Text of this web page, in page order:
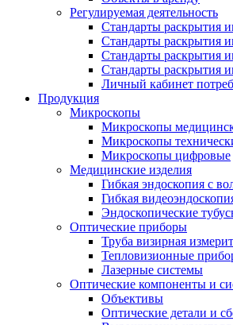
Регулируемая деятельность
Стандарты раскрытия
Стандарты раскрытия
Стандарты раскрытия
Стандарты раскрытия
Личный кабинет
Продукция
Микроскопы
Микроскопы
Микроскопы
Микроскопы цифровые
Медицинские изделия
Гибкая эндоскопия с
Гибкая
Эндоскопические
Оптические приборы
Труба визирная
Тепловизионные
Лазерные системы
Оптические компоненты и
Объективы
Оптические детали и